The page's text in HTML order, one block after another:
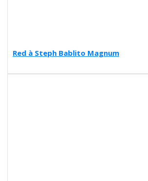
Red à Steph Bablito Magnum